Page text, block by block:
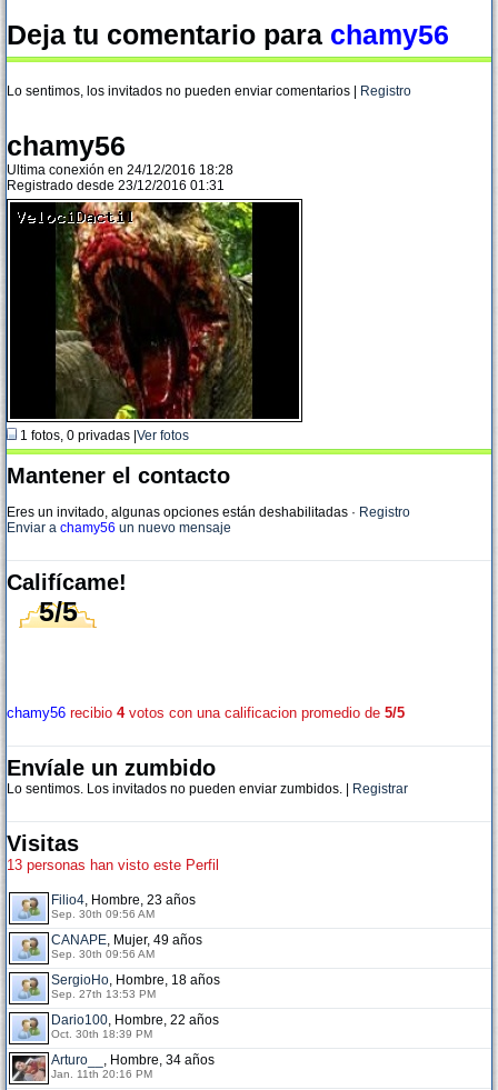
Deja tu comentario para chamy56
Lo sentimos, los invitados no pueden enviar comentarios | Registro
chamy56
Ultima conexión en 24/12/2016 18:28
Registrado desde 23/12/2016 01:31
1 fotos, 0 privadas | Ver fotos
Mantener el contacto
Eres un invitado, algunas opciones están deshabilitadas · Registro
Enviar a chamy56 un nuevo mensaje
Califícame!
5/5
chamy56 recibio 4votos con una calificacion promedio de 5/5
Envíale un zumbido
Lo sentimos. Los invitados no pueden enviar zumbidos. | Registrar
Visitas
13 personas han visto este Perfil
Filio4, Hombre, 23 años
Sep. 30th 09:56 AM
CANAPE, Mujer, 49 años
Sep. 30th 09:56 AM
SergioHo, Hombre, 18 años
Sep. 27th 13:53 PM
Dario100, Hombre, 22 años
Oct. 30th 18:39 PM
Arturo__ , Hombre, 34 años
Jan. 11th 20:16 PM